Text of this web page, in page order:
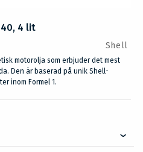
4 lit
Shell
motorolja som erbjuder det mest
Den är baserad på unik Shell-
inom Formel 1.